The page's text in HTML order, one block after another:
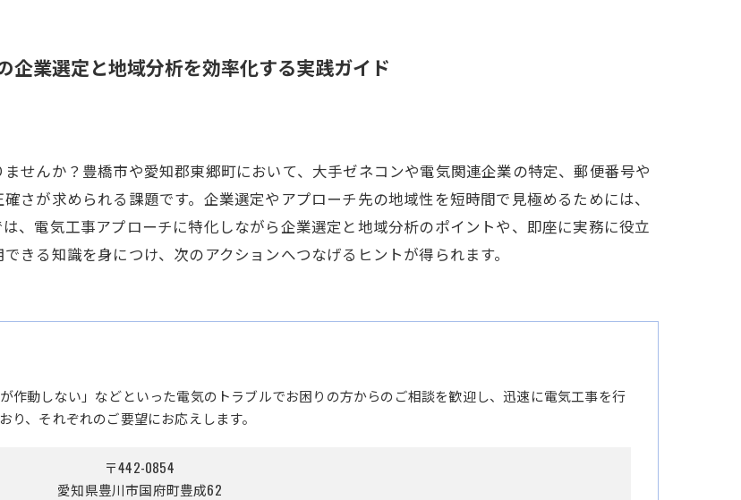
業選定と地域分析を効率化する実践ガイド
せんか？豊橋市や愛知郡東郷町において、大手ゼネコンや電気関連企業の特定、郵便番号や
さが求められる課題です。企業選定やアプローチ先の地域性を短時間で見極めるためには、
、電気工事アプローチに特化しながら企業選定と地域分析のポイントや、即座に実務に役立
きる知識を身につけ、次のアクションへつなげるヒントが得られます。
作動しない」などといった電気のトラブルでお困りの方からのご相談を歓迎し、迅速に電気工事を行
り、それぞれのご要望にお応えします。
〒442-0854
愛知県豊川市国府町豊成62